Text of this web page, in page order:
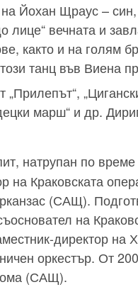
Йохан Щраус –
лице“ вечната и
както и на голям
танц във Виена
марш“ и др.
натрупан по
на Краковската
(САЩ).
на
директор
оркестър. От
(САЩ).